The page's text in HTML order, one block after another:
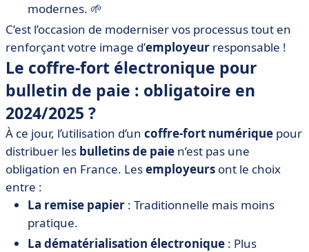
modernes. 🌱
C’est l’occasion de moderniser vos processus tout en
renforçant votre image d’employeur responsable !
Le coffre-fort électronique pour
bulletin de paie : obligatoire en
2024/2025 ?
À ce jour, l’utilisation d’un coffre-fort numérique pour
distribuer les bulletins de paie n’est pas une
obligation en France. Lesemployeurs ont le choix
entre :
La remise papier : Traditionnelle mais moins
pratique.
La dématérialisation électronique : Plus